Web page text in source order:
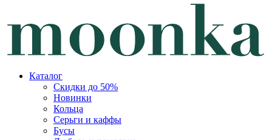
Каталог
Скидки до 50%
Новинки
Кольца
Серьги и каффы
Бусы